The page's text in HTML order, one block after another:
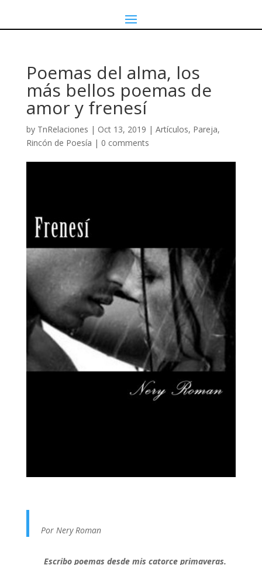
Poemas del alma, los
más bellos poemas de
amor y frenesí
by TnRelaciones | Oct 13, 2019 | Artículos, Pareja,
Rincón de Poesía | 0 comments
Por Nery Roman
Escribo poemas desde mis catorce primaveras.